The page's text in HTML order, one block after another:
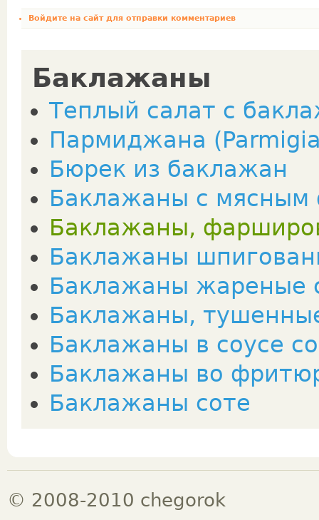
Войдите на сайтдля отправки комментариев
Баклажаны
Теплый салат с
Пармиджана
Бюрек из баклажан
Баклажаны с
Баклажаны,
Баклажаны
Баклажаны жареные
Баклажаны,
Баклажаны в соусе
Баклажаны во
Баклажаны соте
© 2008-2010 chegorok